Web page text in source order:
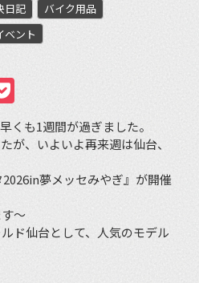
日記
バイク用品
ベント
くも1週間が過ぎました。
が、いよいよ再来週は仙台、
2026in夢メッセみやぎ』が開催
〜
ド仙台として、人気のモデル